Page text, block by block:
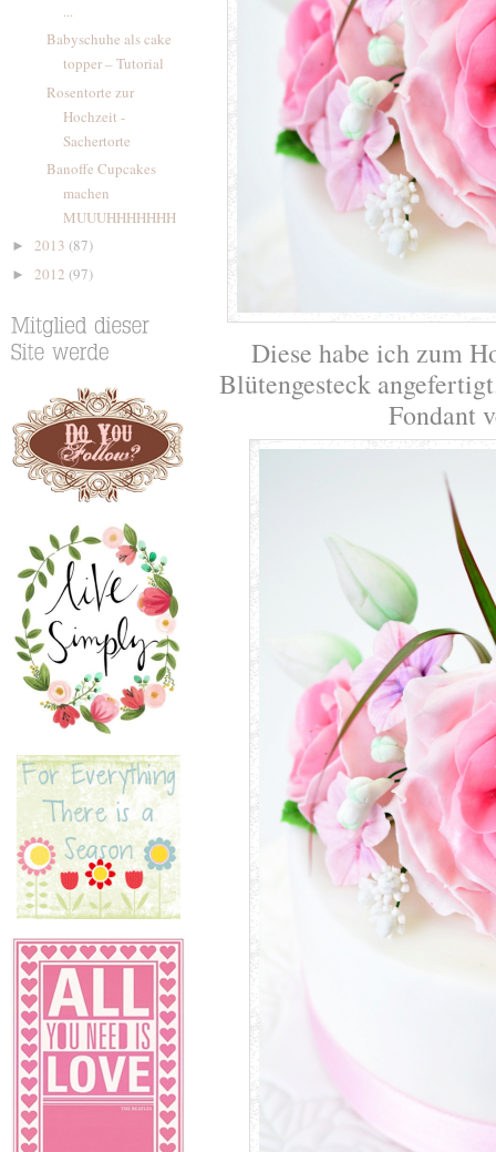
...
Babyschuhe als cake
topper – Tutorial
Rosentorte zur
Hochzeit -
Sachertorte
Banoffe Cupcakes
machen
MUUUHHHHHHH
► 2013 (87)
► 2012 (97)
Diese habe ich zum
Blütengesteck
Fondant